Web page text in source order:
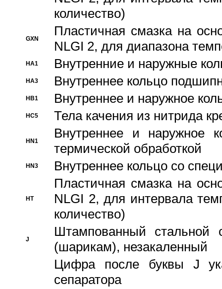
количество)
GXN
Пластичная смазка на
NLGI 2, для диапазона
HA1 Внутренние и наружные
HA3 Bнутреннее кольцо
HB1 Bнутреннее и наружное
HC5 Тела качения из нитрида
HN1
Bнутреннее и наружное
термической обработкой
HN3 Внутреннее кольцо со
HT
Пластичная смазка на
NLGI 2, для интервала
количество)
J
Штампованный стальной
(шарикам), незакаленный
Цифра после буквы J
сепаратора